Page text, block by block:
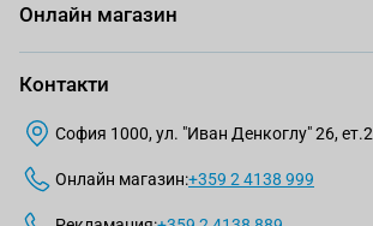
Онлайн магазин
Контакти
София 1000, ул. "Иван Денкоглу" 26, ет.2
Онлайн магазин:+359 2 4138 999